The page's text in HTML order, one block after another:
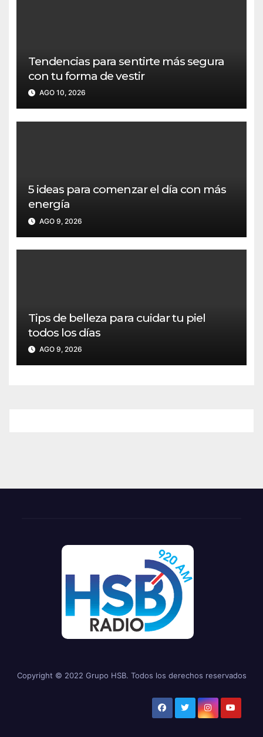
Tendencias para sentirte más segura
con tu forma de vestir
AGO 10, 2026
5 ideas para comenzar el día con más
energía
AGO 9, 2026
Tips de belleza para cuidar tu piel
todos los días
AGO 9, 2026
Copyright © 2022 Grupo HSB. Todos los derechos reservados